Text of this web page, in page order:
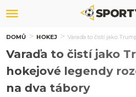
DOMŮ HOKEJ Varaďa to čistí jako
Varaďa to čistí jako
hokejové legendy
na dva tábory